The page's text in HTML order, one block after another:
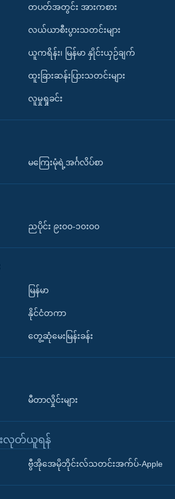
တပတ်အတွင်း အားကစား
လယ်ယာစီးပွားသတင်းများ
ယူကရိန်း၊ မြန်မာ နှိုင်းယှဉ်ချက်
ထူးခြားဆန်းပြားသတင်းများ
လူမှုရှုခင်း
မကြေးမုံရဲ့အင်္ဂလိပ်စာ
ညပိုင်း ၉း၀၀-၁၀း၀၀
မြန်မာ
နိုင်ငံတကာ
တွေ့ဆုံမေးမြန်းခန်း
မီတာလှိုင်းများ
းလုတ်ယူရန်
ဗွီအိုအေမိုဘိုင်းလ်သတင်းအက်ပ်-Apple